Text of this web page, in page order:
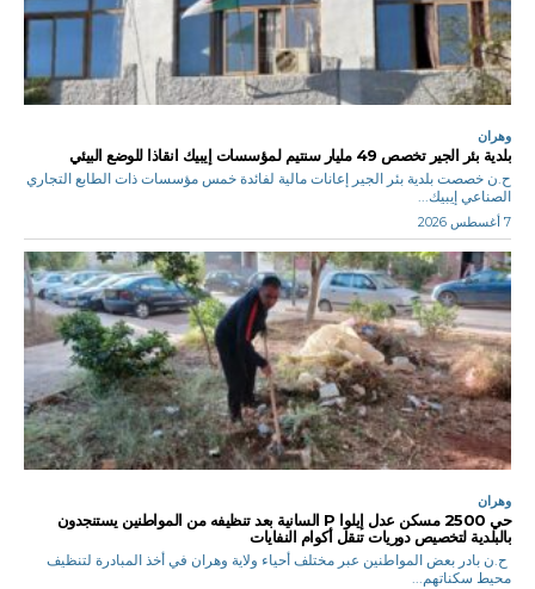
وهران
بلدية بئر الجير تخصص 49 مليار سنتيم لمؤسسات إيبيك انقاذا للوضع البيئي
ح.ن خصصت بلدية بئر الجير إعانات مالية لفائدة خمس مؤسسات ذات الطابع التجاري
الصناعي إيبيك...
7 أغسطس 2026
وهران
حي 2500 مسكن عدل إيلوا P السانية بعد تنظيفه من المواطنين يستنجدون
بالبلدية لتخصيص دوريات تنقل أكوام النفايات
ح.ن بادر بعض المواطنين عبر مختلف أحياء ولاية وهران في أخذ المبادرة لتنظيف
محيط سكناتهم...